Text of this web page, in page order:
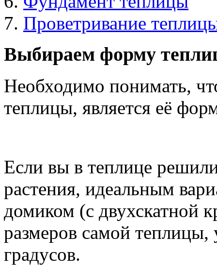
Проветривание
Выбираем форму
Необходимо понимать,
теплицы, является её
Если вы в теплице
растения, идеальным
домиком (с двухскатной
размеров самой
градусов.